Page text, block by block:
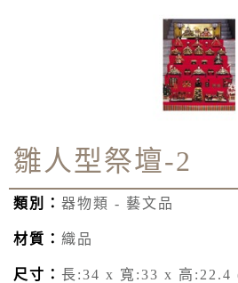
雛人型祭壇-2
類別： 器物類 - 藝文品
材質： 織品
尺寸： 長:34 x 寬:33 x 高:22.4